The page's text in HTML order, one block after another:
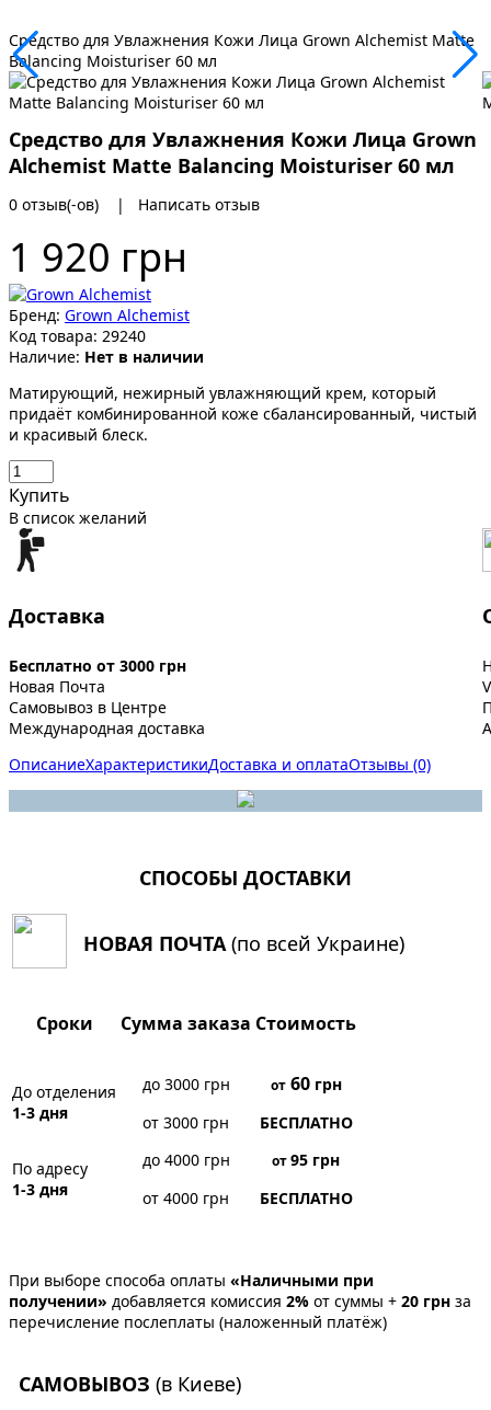
Средство для Увлажнения Кожи Лица Grown Alchemist Matte
Balancing Moisturiser 60 мл
Средство для Увлажнения Кожи Лица Grown
Alchemist Matte Balancing Moisturiser 60 мл
0 отзыв(-ов) | Написать отзыв
1 920 грн
Бренд: Grown Alchemist
Код товара: 29240
Наличие: Нет в наличии
Матирующий, нежирный увлажняющий крем, который
придаёт комбинированной коже сбалансированный, чистый
и красивый блеск.
Купить
В список желаний
Доставка
Бесплатно от 3000 грн
Новая Почта
Самовывоз в Центре
Международная доставка
ОписаниеХарактеристикиДоставка и оплатаОтзывы (0)
СПОСОБЫ ДОСТАВКИ
НОВАЯ ПОЧТА (по всей Украине)
Сроки Сумма заказа Стоимость
До отделения
1-3 дня
до 3000 грн от60грн
от 3000 грн
БЕСПЛАТНО
По адресу
1-3 дня
до 4000 грн от95 грн
от 4000 грн
БЕСПЛАТНО
При выборе способа оплаты «Наличными при
получении» добавляется комиссия 2% от суммы + 20 грн за
перечисление послеплаты (наложенный платёж)
САМОВЫВОЗ (в Киеве)